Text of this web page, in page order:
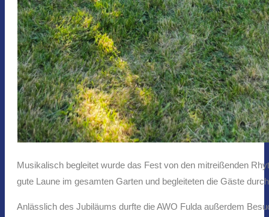
Musikalisch begleitet wurde das Fest von den mitreißenden
gute Laune im gesamten Garten und begleiteten die Gäste
Anlässlich des Jubiläums durfte die AWO Fulda außerdem